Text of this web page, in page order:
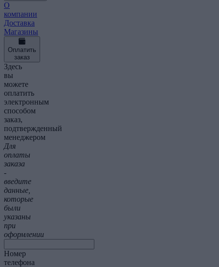
О
компании
Доставка
Магазины
Оплатить
заказ
Здесь
вы
можете
оплатить
электронным
способом
заказ,
подтвержденный
менеджером
Для
оплаты
заказа
-
введите
данные,
которые
были
указаны
при
оформлении
Номер
телефона